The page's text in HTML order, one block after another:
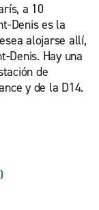
a 10
Denis es la
alojarse allí,
Denis. Hay una
de
y de la D14.